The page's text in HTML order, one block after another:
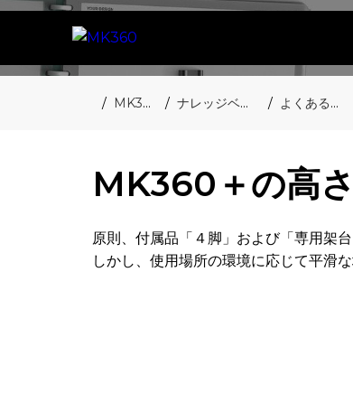
MK360 ナレッジベース よくある質問
MK360＋の高
原則、付属品「４脚」および「専用架台
しかし、使用場所の環境に応じて平滑